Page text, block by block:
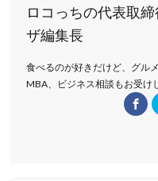
ロコっちの代表取
ザ編集長
食べるのが好きだけど、グル
MBA、ビジネス相談もお受け